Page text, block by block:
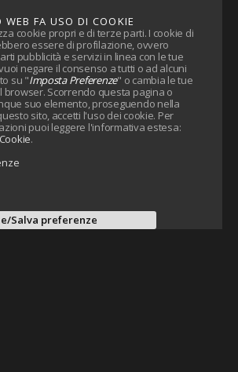
WEB FA USO DI COOKIE
cookie propri e di terze parti. I cookie di
essere di profilazione, ovvero
pubblicità e servizi in linea con le tue
negare il consenso a tutti o ad alcuni
su "Imposta Preferenze" o cambia le tue
browser. Scorrendo questa pagina o
suo elemento, proseguendo nella
sito, accetti l'uso dei cookie. Per
puoi leggere l'informativa estesa:
.
Salva preferenze